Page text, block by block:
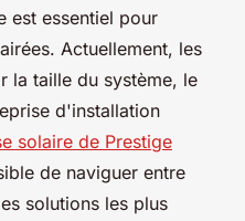
est essentiel pour
Actuellement, les
la taille du système, le
d'installation
solaire de Prestige
de naviguer entre
solutions les plus